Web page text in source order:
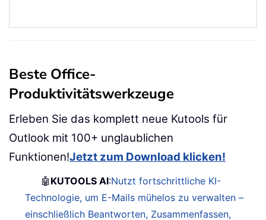
Beste Office-
Produktivitätswerkzeuge
Erleben Sie das komplett neue Kutools für
Outlook mit 100+ unglaublichen
Funktionen!Jetzt zum Download klicken!
🤖 KUTOOLS AI:Nutzt fortschrittliche KI-
Technologie, um E-Mails mühelos zu verwalten –
einschließlich Beantworten, Zusammenfassen,